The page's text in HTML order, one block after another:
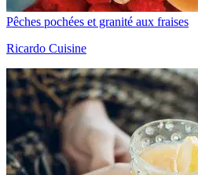
Pêches pochées et granité aux fraises
Ricardo Cuisine